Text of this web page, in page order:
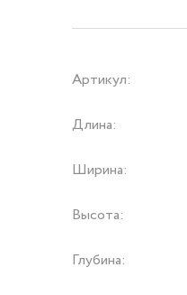
Артикул:
Длина:
Ширина:
Высота:
Глубина: